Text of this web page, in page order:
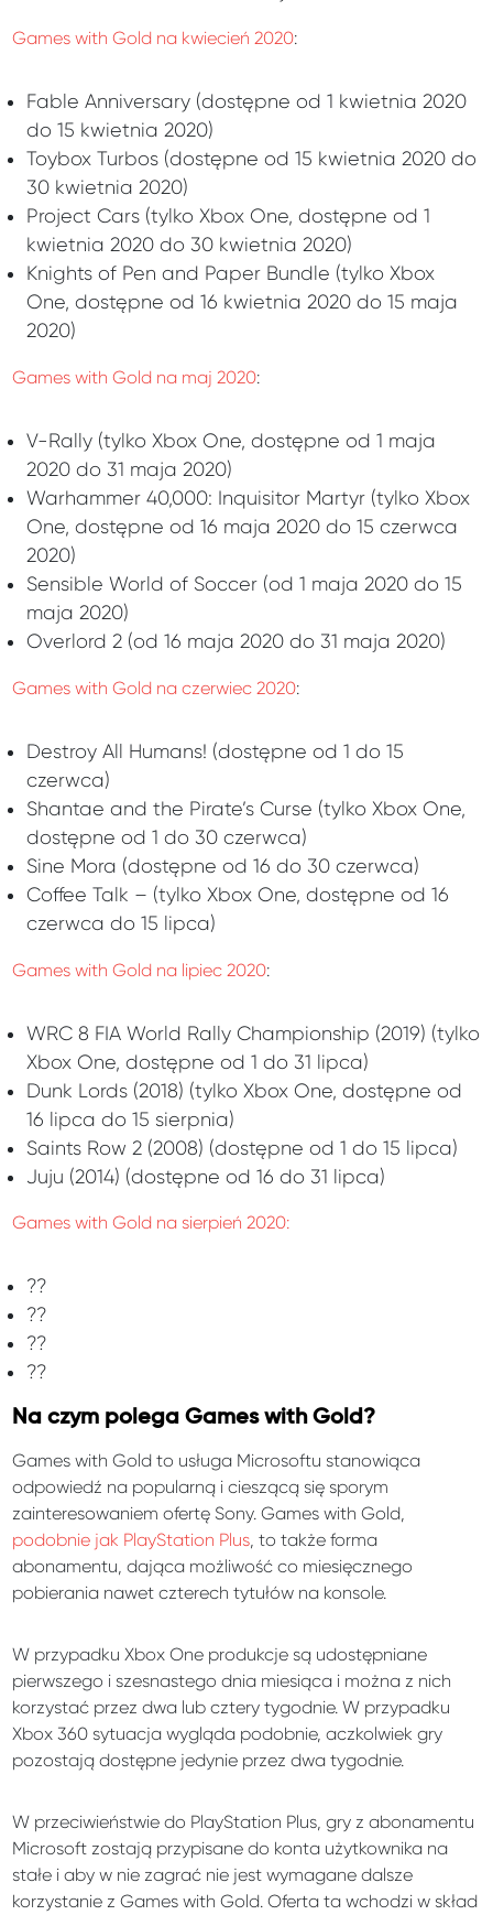
Games with Gold na kwiecień 2020:
Fable Anniversary (dostępne od 1 kwietnia 2020
do 15 kwietnia 2020)
Toybox Turbos (dostępne od 15 kwietnia 2020 do
30 kwietnia 2020)
Project Cars (tylko Xbox One, dostępne od 1
kwietnia 2020 do 30 kwietnia 2020)
Knights of Pen and Paper Bundle (tylko Xbox
One, dostępne od 16 kwietnia 2020 do 15 maja
2020)
Games with Gold na maj 2020:
V-Rally (tylko Xbox One, dostępne od 1 maja
2020 do 31 maja 2020)
Warhammer 40,000: Inquisitor Martyr (tylko Xbox
One, dostępne od 16 maja 2020 do 15 czerwca
2020)
Sensible World of Soccer (od 1 maja 2020 do 15
maja 2020)
Overlord 2 (od 16 maja 2020 do 31 maja 2020)
Games with Gold na czerwiec 2020:
Destroy All Humans! (dostępne od 1 do 15
czerwca)
Shantae and the Pirate’s Curse (tylko Xbox One,
dostępne od 1 do 30 czerwca)
Sine Mora (dostępne od 16 do 30 czerwca)
Coffee Talk – (tylko Xbox One, dostępne od 16
czerwca do 15 lipca)
Games with Gold na lipiec 2020:
WRC 8 FIA World Rally Championship (2019) (tylko
Xbox One, dostępne od 1 do 31 lipca)
Dunk Lords (2018) (tylko Xbox One, dostępne od
16 lipca do 15 sierpnia)
Saints Row 2 (2008) (dostępne od 1 do 15 lipca)
Juju (2014) (dostępne od 16 do 31 lipca)
Games with Gold na sierpień 2020:
??
??
??
??
Na czym polega Games with Gold?
Games with Gold to usługa Microsoftu stanowiąca
odpowiedź na popularną i cieszącą się sporym
zainteresowaniem ofertę Sony. Games with Gold,
podobnie jak PlayStation Plus, to także forma
abonamentu, dająca możliwość co miesięcznego
pobierania nawet czterech tytułów na konsole.
W przypadku Xbox One produkcje są udostępniane
pierwszego i szesnastego dnia miesiąca i można z nich
korzystać przez dwa lub cztery tygodnie. W przypadku
Xbox 360 sytuacja wygląda podobnie, aczkolwiek gry
pozostają dostępne jedynie przez dwa tygodnie.
W przeciwieństwie do PlayStation Plus, gry z abonamentu
Microsoft zostają przypisane do konta użytkownika na
stałe i aby w nie zagrać nie jest wymagane dalsze
korzystanie z Games with Gold. Oferta ta wchodzi w skład